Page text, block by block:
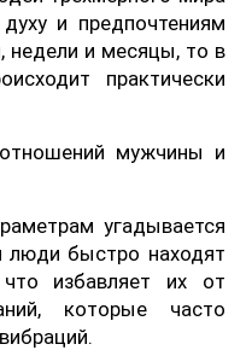
и предпочтениям
недели и месяцы, то в
практически
мужчины и
угадывается
люди быстро находят
избавляет их от
которые часто